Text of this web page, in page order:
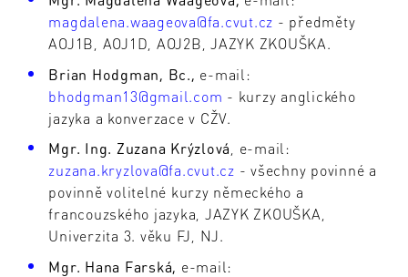
magdalena.waageova@fa.cvut.cz - předměty
AOJ1B, AOJ1D, AOJ2B, JAZYK ZKOUŠKA.
Brian Hodgman, Bc., e-mail:
bhodgman13@gmail.com - kurzy anglického
jazyka a konverzace v CŽV.
Mgr. Ing. Zuzana Krýzlová, e-mail:
zuzana.kryzlova@fa.cvut.cz - všechny povinné a
povinně volitelné kurzy německého a
francouzského jazyka, JAZYK ZKOUŠKA,
Univerzita 3. věku FJ, NJ.
Mgr. Hana Farská, e-mail: